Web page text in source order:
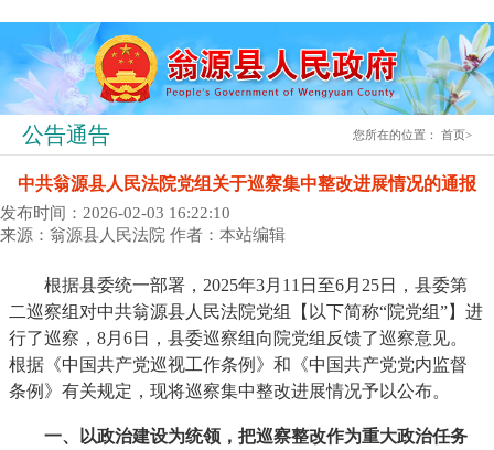
公告通告 您所在的位置：首页>
中共翁源县人民法院党组关于巡察集中整改进展情况的通报
发布时间：2026-02-03 16:22:10
来源：翁源县人民法院 作者：本站编辑
根据县委统一部署，2025年3月11日至6月25日，县委第
二巡察组对中共翁源县人民法院党组【以下简称“院党组”】进
行了巡察，8月6日，县委巡察组向院党组反馈了巡察意见。
根据《中国共产党巡视工作条例》和《中国共产党党内监督
条例》有关规定，现将巡察集中整改进展情况予以公布。
一、以政治建设为统领，把巡察整改作为重大政治任务